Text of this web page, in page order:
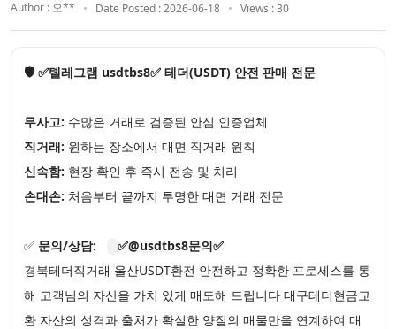
Author : 오** Date Posted : 2026-06-18 Views : 30
🛡️ ✅톌레그램 usdtbs8✅ 테더(USDT) 안전 판매 전문
무사고: 수많은 거래로 검증된 안심 인증업체
직거래: 원하는 장소에서 대면 직거래 원칙
신속함: 현장 확인 후 즉시 전송 및 처리
손대손: 처음부터 끝까지 투명한 대면 거래 전문
✅ 문의/상담:
✅@usdtbs8문의✅
경북테더직거래 울산USDT환전 안전하고 정확한 프로세스를 통
해 고객님의 자산을 가치 있게 매도해 드립니다 대구테더현금교
환 자산의 성격과 출처가 확실한 양질의 매물만을 연계하여 매